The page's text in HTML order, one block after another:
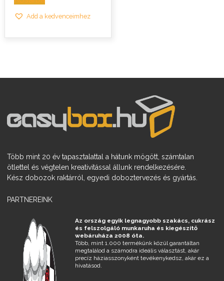
Add a kedvenceimhez
Több mint 20 év tapasztalattal a hátunk mögött, számtalan
ötlettel és végtelen kreativitással állunk rendelkezésére.
Kész dobozok raktárról, egyedi doboztervezés és gyártás.
PARTNEREINK
Az ország egyik legnagyobb szakács, cukrász
és felszolgáló munkaruha és kiegészítő
webáruháza 2008 óta.
Több, mint 1.000 termékünk közül garantáltan
megtalálod a számodra ideális választást, akár
precíz háziasszonyként tevékenykedsz, akár ez a
hivatásod.